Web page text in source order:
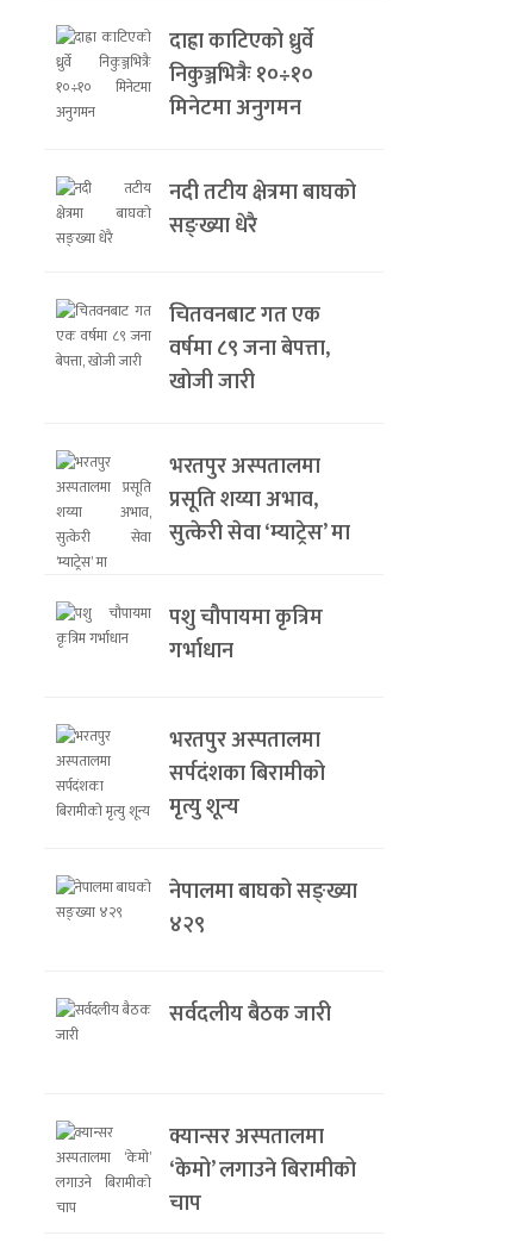
दाह्रा काटिएको ध्रुर्वे
निकुञ्जभित्रैः १०÷१०
मिनेटमा अनुगमन
नदी तटीय क्षेत्रमा बाघको
सङ्ख्या धेरै
चितवनबाट गत एक
वर्षमा ८९ जना बेपत्ता,
खोजी जारी
भरतपुर अस्पतालमा
प्रसूति शय्या अभाव,
सुत्केरी सेवा ‘म्याट्रेस’ मा
पशु चौपायमा कृत्रिम
गर्भाधान
भरतपुर अस्पतालमा
सर्पदंशका बिरामीको
मृत्यु शून्य
नेपालमा बाघको सङ्ख्या
४२९
सर्वदलीय बैठक जारी
क्यान्सर अस्पतालमा
‘केमो’ लगाउने बिरामीको
चाप